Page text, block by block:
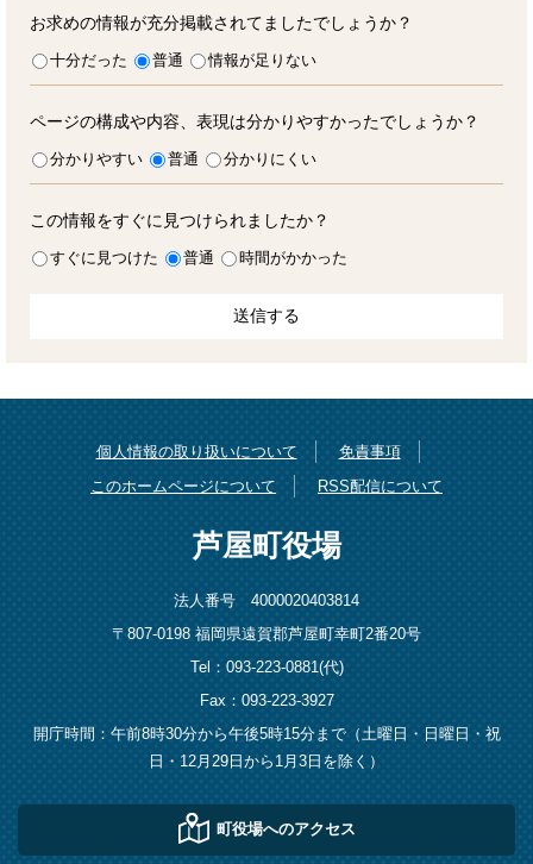
お求めの情報が充分掲載されてましたでしょうか？
十分だった 普通 情報が足りない
ページの構成や内容、表現は分かりやすかったでしょうか？
分かりやすい 普通 分かりにくい
この情報をすぐに見つけられましたか？
すぐに見つけた 普通 時間がかかった
個人情報の取り扱いについて
免責事項
このホームページについて
RSS配信について
芦屋町役場
法人番号 4000020403814
〒807-0198 福岡県遠賀郡芦屋町幸町2番20号
Tel：093-223-0881(代)
Fax：093-223-3927
開庁時間：午前8時30分から午後5時15分まで（土曜日・日曜日・祝
日・12月29日から1月3日を除く）
町役場へのアクセス